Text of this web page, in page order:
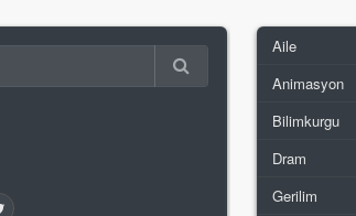
Aile
Animasyon
Bilimkurgu
Dram
Gerilim